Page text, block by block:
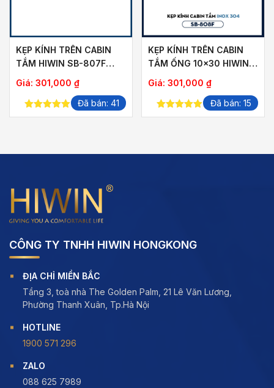
KẸP KÍNH TRÊN CABIN
TẮM HIWIN SB-807F
ỐNG 10×30
Giá: 301,000 ₫
5.00out of
Đã bán: 41
KẸP KÍNH TRÊN CABIN
TẮM ỐNG 10×30 HIWIN
SB-808F
Giá: 301,000 ₫
5.00out of
Đã bán: 15
CÔNG TY TNHH HIWIN HONGKONG
ĐỊA CHỈ MIỀN BẮC
Tầng 3, toà nhà The Golden Palm, 21 Lê Văn Lương,
Phường Thanh Xuân, Tp.Hà Nội
HOTLINE
1900 571 296
ZALO
088 625 7989